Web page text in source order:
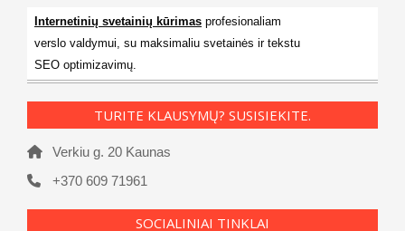
Internetinių svetainių kūrimas profesionaliam
verslo valdymui, su maksimaliu svetainės ir tekstu
SEO optimizavimų.
TURITE KLAUSYMŲ? SUSISIEKITE.
Verkiu g. 20 Kaunas
+370 609 71961
SOCIALINIAI TINKLAI